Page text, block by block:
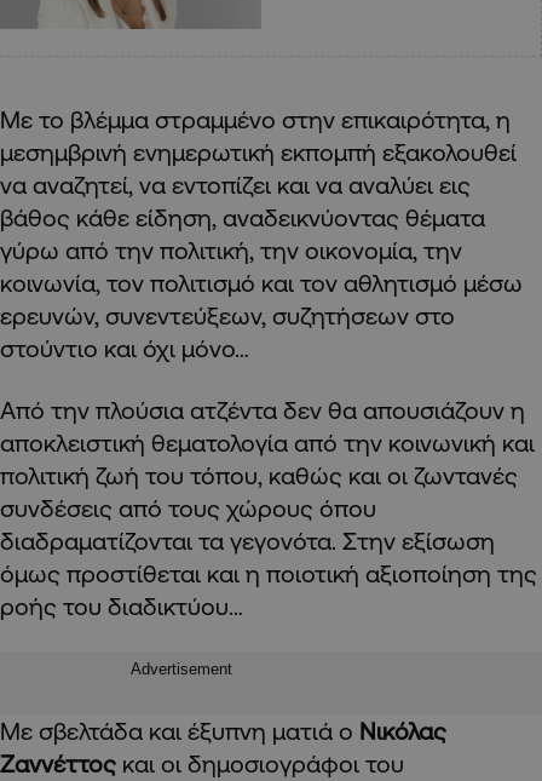
Με το βλέμμα στραμμένο στην επικαιρότητα, η
μεσημβρινή ενημερωτική εκπομπή εξακολουθεί
να αναζητεί, να εντοπίζει και να αναλύει εις
βάθος κάθε είδηση, αναδεικνύοντας θέματα
γύρω από την πολιτική, την οικονομία, την
κοινωνία, τον πολιτισμό και τον αθλητισμό μέσω
ερευνών, συνεντεύξεων, συζητήσεων στο
στούντιο και όχι μόνο…
Από την πλούσια ατζέντα δεν θα απουσιάζουν η
αποκλειστική θεματολογία από την κοινωνική και
πολιτική ζωή του τόπου, καθώς και οι ζωντανές
συνδέσεις από τους χώρους όπου
διαδραματίζονται τα γεγονότα. Στην εξίσωση
όμως προστίθεται και η ποιοτική αξιοποίηση της
ροής του διαδικτύου…
Advertisement
Με σβελτάδα και έξυπνη ματιά ο Νικόλας
Ζαννέττος και οι δημοσιογράφοι του